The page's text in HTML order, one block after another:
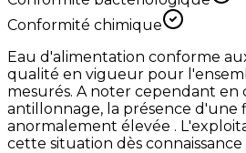
Conformité chimique
Eau d'alimentation conforme
qualité en vigueur pour
mesurés. A noter cependant en
antillonnage, la présence d'une
anormalement élevée .
cette situation dès